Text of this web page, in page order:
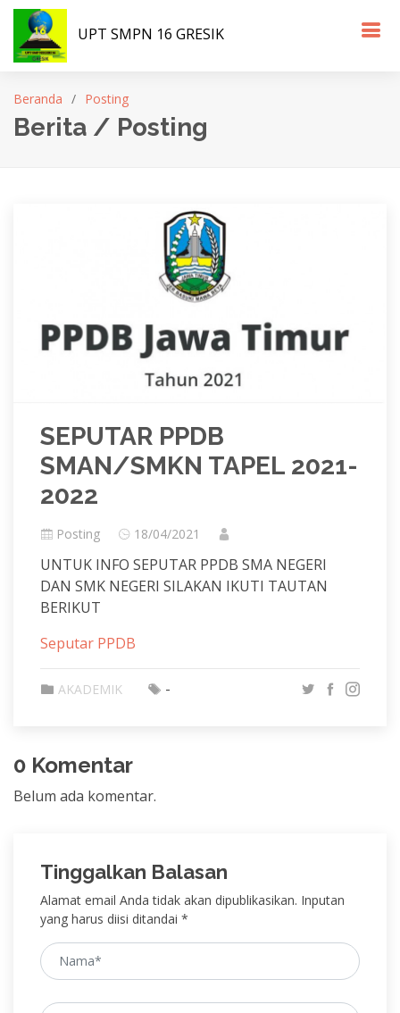
UPT SMPN 16 GRESIK
Beranda Posting
Berita / Posting
SEPUTAR PPDB
SMAN/SMKN TAPEL 2021-
2022
Posting 18/04/2021
UNTUK INFO SEPUTAR PPDB SMA NEGERI
DAN SMK NEGERI SILAKAN IKUTI TAUTAN
BERIKUT
Seputar PPDB
AKADEMIK -
0 Komentar
Belum ada komentar.
Tinggalkan Balasan
Alamat email Anda tidak akan dipublikasikan. Inputan
yang harus diisi ditandai *